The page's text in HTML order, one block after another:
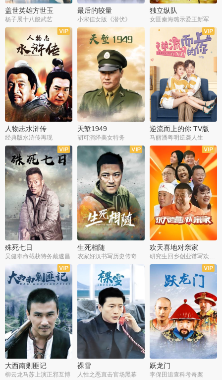
盖世英雄方世玉
杨子展十八般武艺
最后的较量
小宋佳女版《潜伏》
独立纵队
女匪秦海璐示爱王新军
全40集
人物志水浒传
经典版水浒传再现
全30集
天堑1949
胡可演绎美女特务
全43集
逆流而上的你 TV版
马丽潘粤明逆袭人生
全34集
殊死七日
吴健奉命截获特务戴遂昌
全21集
生死相随
农家好汉书写历史传奇
全35集
欢天喜地对亲家
大西南剿匪记
柳云龙马苏上演正邪互博
全21集
裸雪
人性之恶直击官场黑幕
全30集
跃龙门
李保田追查科考奇案